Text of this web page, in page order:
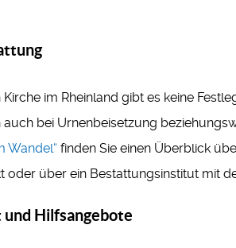
Kirche im Rheinland gibt es keine
bei Urnenbeisetzung
Wandel“ finden Sie einen Überblick
oder über ein Bestattungsinstitut mit
Hilfsangebote